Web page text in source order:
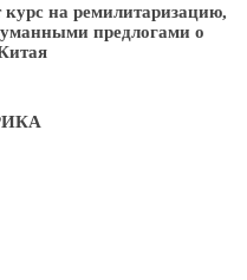
на ремилитаризацию,
предлогами о